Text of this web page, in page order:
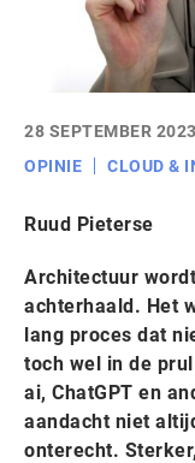
28 SEPTEMBER
OPINIE
CLOUD &
Ruud Pieterse
Architectuur
achterhaald. Het
lang proces dat
toch wel in de
ai, ChatGPT en
aandacht niet
onterecht.